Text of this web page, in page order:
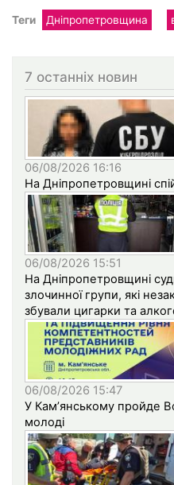
Теги Дніпропетровщина
7 останніх новин
06/08/2026 16:16
На Дніпропетровщині
06/08/2026 15:51
На Дніпропетровщині
злочинної групи, які
збували цигарки та
06/08/2026 15:47
У Кам’янському пройде
молоді